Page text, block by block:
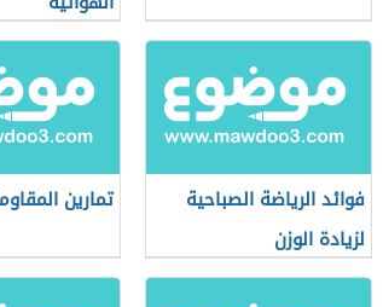
فوائد الرياضة الصباحية
لزيادة الوزن
تمارين